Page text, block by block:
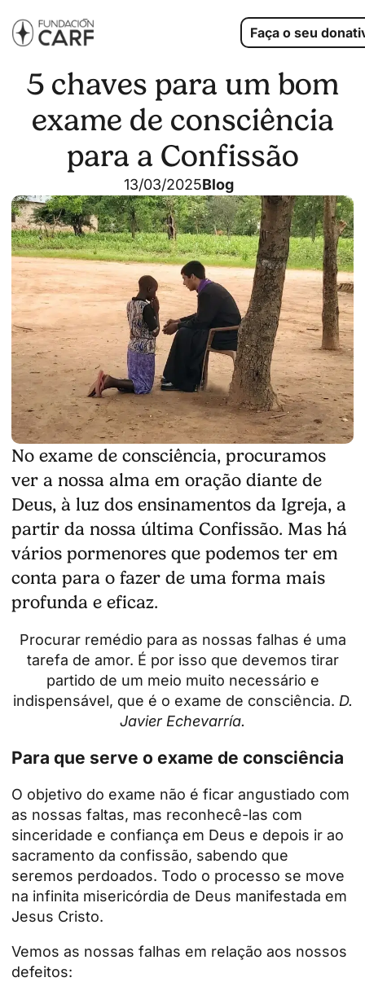
Faça o seu
5 chaves para um bom
exame de consciência
para a Confissão
13/03/2025Blog
No exame de consciência, procuramos
ver a nossa alma em oração diante de
Deus, à luz dos ensinamentos da Igreja, a
partir da nossa última Confissão. Mas há
vários pormenores que podemos ter em
conta para o fazer de uma forma mais
profunda e eficaz.
Procurar remédio para as nossas falhas é uma
tarefa de amor. É por isso que devemos tirar
partido de um meio muito necessário e
indispensável, que é o exame de consciência. D.
Javier Echevarría.
Para que serve o exame de consciência
O objetivo do exame não é ficar angustiado com
as nossas faltas, mas reconhecê-las com
sinceridade e confiança em Deus e depois ir ao
sacramento da confissão, sabendo que
seremos perdoados. Todo o processo se move
na infinita misericórdia de Deus manifestada em
Jesus Cristo.
Vemos as nossas falhas em relação aos nossos
defeitos: